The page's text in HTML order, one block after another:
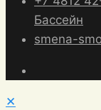
Бассейн
smena-
✕